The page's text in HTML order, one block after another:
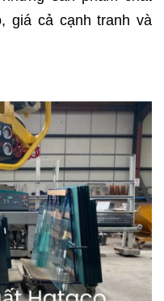
giá cả cạnh tranh và